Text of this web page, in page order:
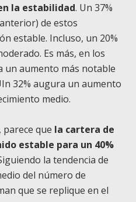
la estabilidad. Un 37%
de estos
estable. Incluso, un 20%
Es más, en los
un aumento más notable
32% augura un aumento
medio.
parece que la cartera de
estable para un 40%
la tendencia de
del número de
que se replique en el